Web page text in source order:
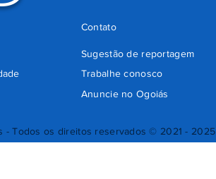
- Todos os direitos reservados © 2021 - 2025
Sugestão de reportagem
Trabalhe conosco
Anuncie no Ogoiás
Contato